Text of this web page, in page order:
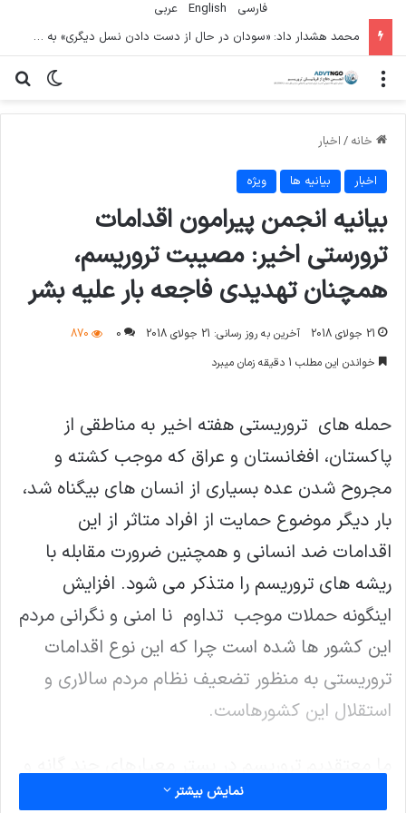
فارسی English
عربي
محمد هشدار داد: «سودان در حال از دست دادن نسل دیگری» به دلیل جنگ است
تغییر منو
خانه / اخبار
اخبار بیانیه ها ویژه
بیانیه انجمن پیرامون اقدامات
ترورستی اخیر: مصیبت تروریسم،
همچنان تهدیدی فاجعه بار علیه بشر
21 جولای 2018 آخرین به روز رسانی: 21 جولای 2018 0
870
خواندن این مطلب 1 دقیقه زمان میبرد
حمله های تروریستی هفته اخیر به مناطقی از
پاکستان، افغانستان و عراق که موجب کشته و
مجروح شدن عده بسیاری از انسان های بیگناه شد،
بار دیگر موضوع حمایت از افراد متاثر از این
اقدامات ضد انسانی و همچنین ضرورت مقابله با
ریشه های تروریسم را متذکر می شود. افزایش
اینگونه حملات موجب تداوم نا امنی و نگرانی مردم
این کشور ها شده است چرا که این نوع اقدامات
تروریستی به منظور تضعیف نظام مردم سالاری و
استقلال این کشورهاست.
مواضع ناهماهنگ رشد و گسترش یافته و این چنین
نمایش بیشتر